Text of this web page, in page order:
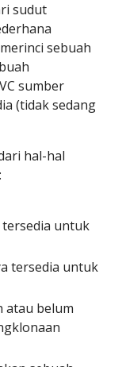
sudut
sebuah
sumber
(tidak sedang
hal-hal
tersedia untuk
tersedia untuk
atau belum